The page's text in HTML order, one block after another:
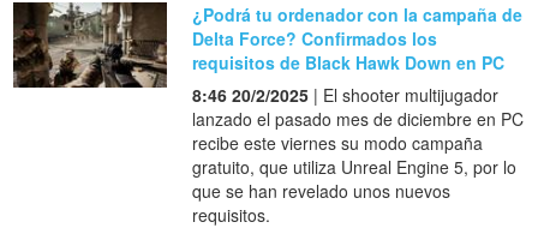
¿Podrá tu ordenador con la campaña de
Delta Force? Confirmados los
requisitos de Black Hawk Down en PC
8:46 20/2/2025 | El shooter multijugador
lanzado el pasado mes de diciembre en PC
recibe este viernes su modo campaña
gratuito, que utiliza Unreal Engine 5, por lo
que se han revelado unos nuevos
requisitos.